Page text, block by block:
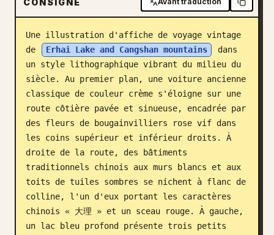
Blog
Mises à jour
Une illustration d'affiche de voyage vintage
de
Erhai Lake and Cangshan mountains
dans
un style lithographique vibrant du milieu du
siècle. Au premier plan, une voiture ancienne
classique de couleur crème s'éloigne sur une
route côtière pavée et sinueuse, encadrée par
des fleurs de bougainvilliers rose vif dans
les coins supérieur et inférieur droits. À
droite de la route, des bâtiments
traditionnels chinois aux murs blancs et aux
toits de tuiles sombres se nichent à flanc de
colline, l'un d'eux portant les caractères
chinois « 大理 » et un sceau rouge. À gauche,
un lac bleu profond présente trois petits